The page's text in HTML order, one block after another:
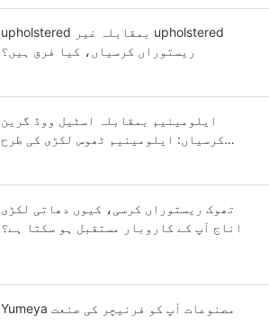
upholstered بمقابلہ غیر upholstered
ریستوراں کرسیاں، کیا فرق ہیں؟
ایلومینیم بمقابلہ اسٹیل ووڈ گرین
کرسیاں: ایلومینیم ٹھوس لکڑی کی طرح
تھوک ریستوراں کرسی، کیوں دھاتی لکڑی
اناج آپ کے کاروبار مستقبل ہو سکتا ہے؟
Yumeya مصنوعات آپ کو فرنیچر کی صنعت